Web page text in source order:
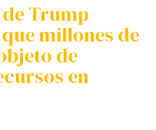
Trump
millones de
de
en